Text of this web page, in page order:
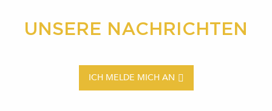
UNSERE NACHRICHTEN
ICH MELDE MICH AN